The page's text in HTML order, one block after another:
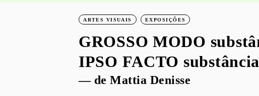
ARTES VISUAIS EXPOSIÇÕES
GROSSO MODO
IPSO FACTO
— de Mattia Denisse